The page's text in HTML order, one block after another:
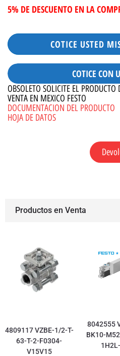
5% DE DESCUENTO EN LA
COTICE USTED
COTICE CON
OBSOLETO SOLICITE EL PRODUCTO
VENTA EN MEXICO FESTO
DOCUMENTACION DEL PRODUCTO
HOJA DE DATOS
Productos en Venta
4809117 VZBE-1/2-T-
63-T-2-F0304-
V15V15
8042555
BK10-